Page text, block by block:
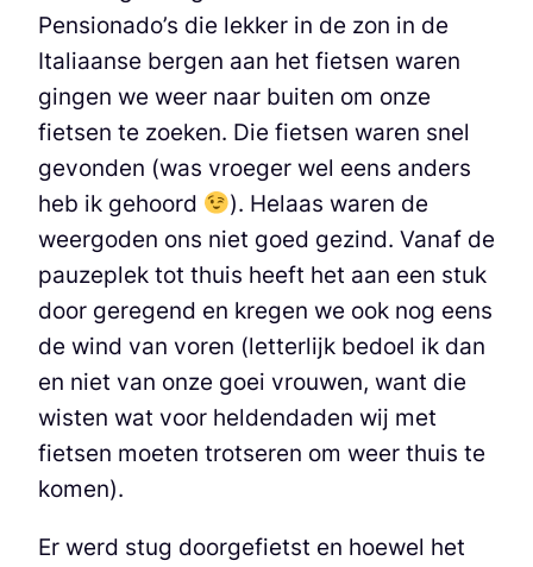
Pensionado’s die lekker in de zon in de
Italiaanse bergen aan het fietsen waren
gingen we weer naar buiten om onze
fietsen te zoeken. Die fietsen waren snel
gevonden (was vroeger wel eens anders
heb ik gehoord
). Helaas waren de
weergoden ons niet goed gezind. Vanaf de
pauzeplek tot thuis heeft het aan een stuk
door geregend en kregen we ook nog eens
de wind van voren (letterlijk bedoel ik dan
en niet van onze goei vrouwen, want die
wisten wat voor heldendaden wij met
fietsen moeten trotseren om weer thuis te
komen).
Er werd stug doorgefietst en hoewel het